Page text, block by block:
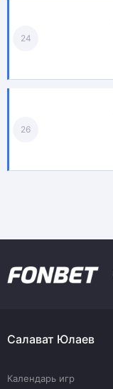
24
26
Салават Юлаев
Календарь игр